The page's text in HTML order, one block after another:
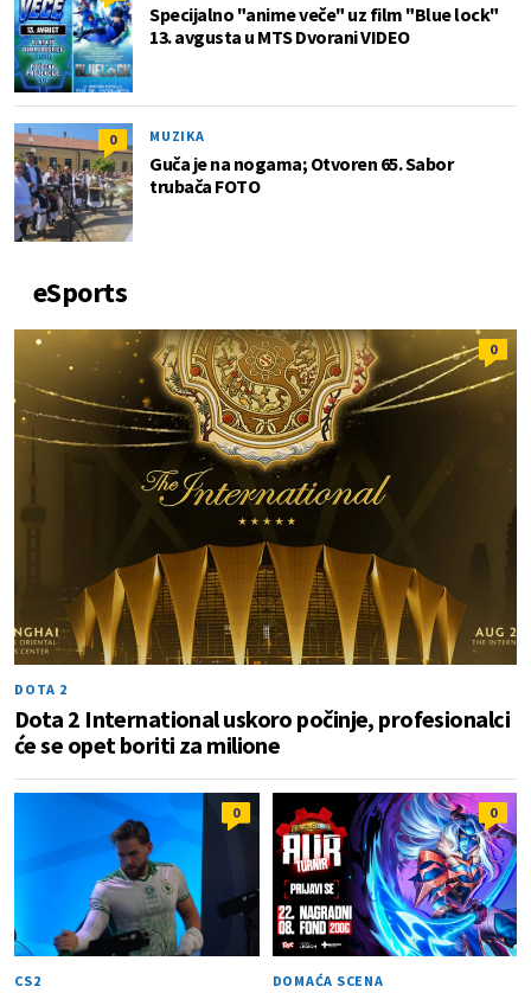
Specijalno "anime veče" uz film "Blue lock"
13. avgusta u MTS Dvorani VIDEO
0 MUZIKA
Guča je na nogama; Otvoren 65. Sabor
trubača FOTO
eSports
0
DOTA 2
Dota 2 International uskoro počinje, profesionalci
će se opet boriti za milione
0
CS2
0
DOMAĆA SCENA